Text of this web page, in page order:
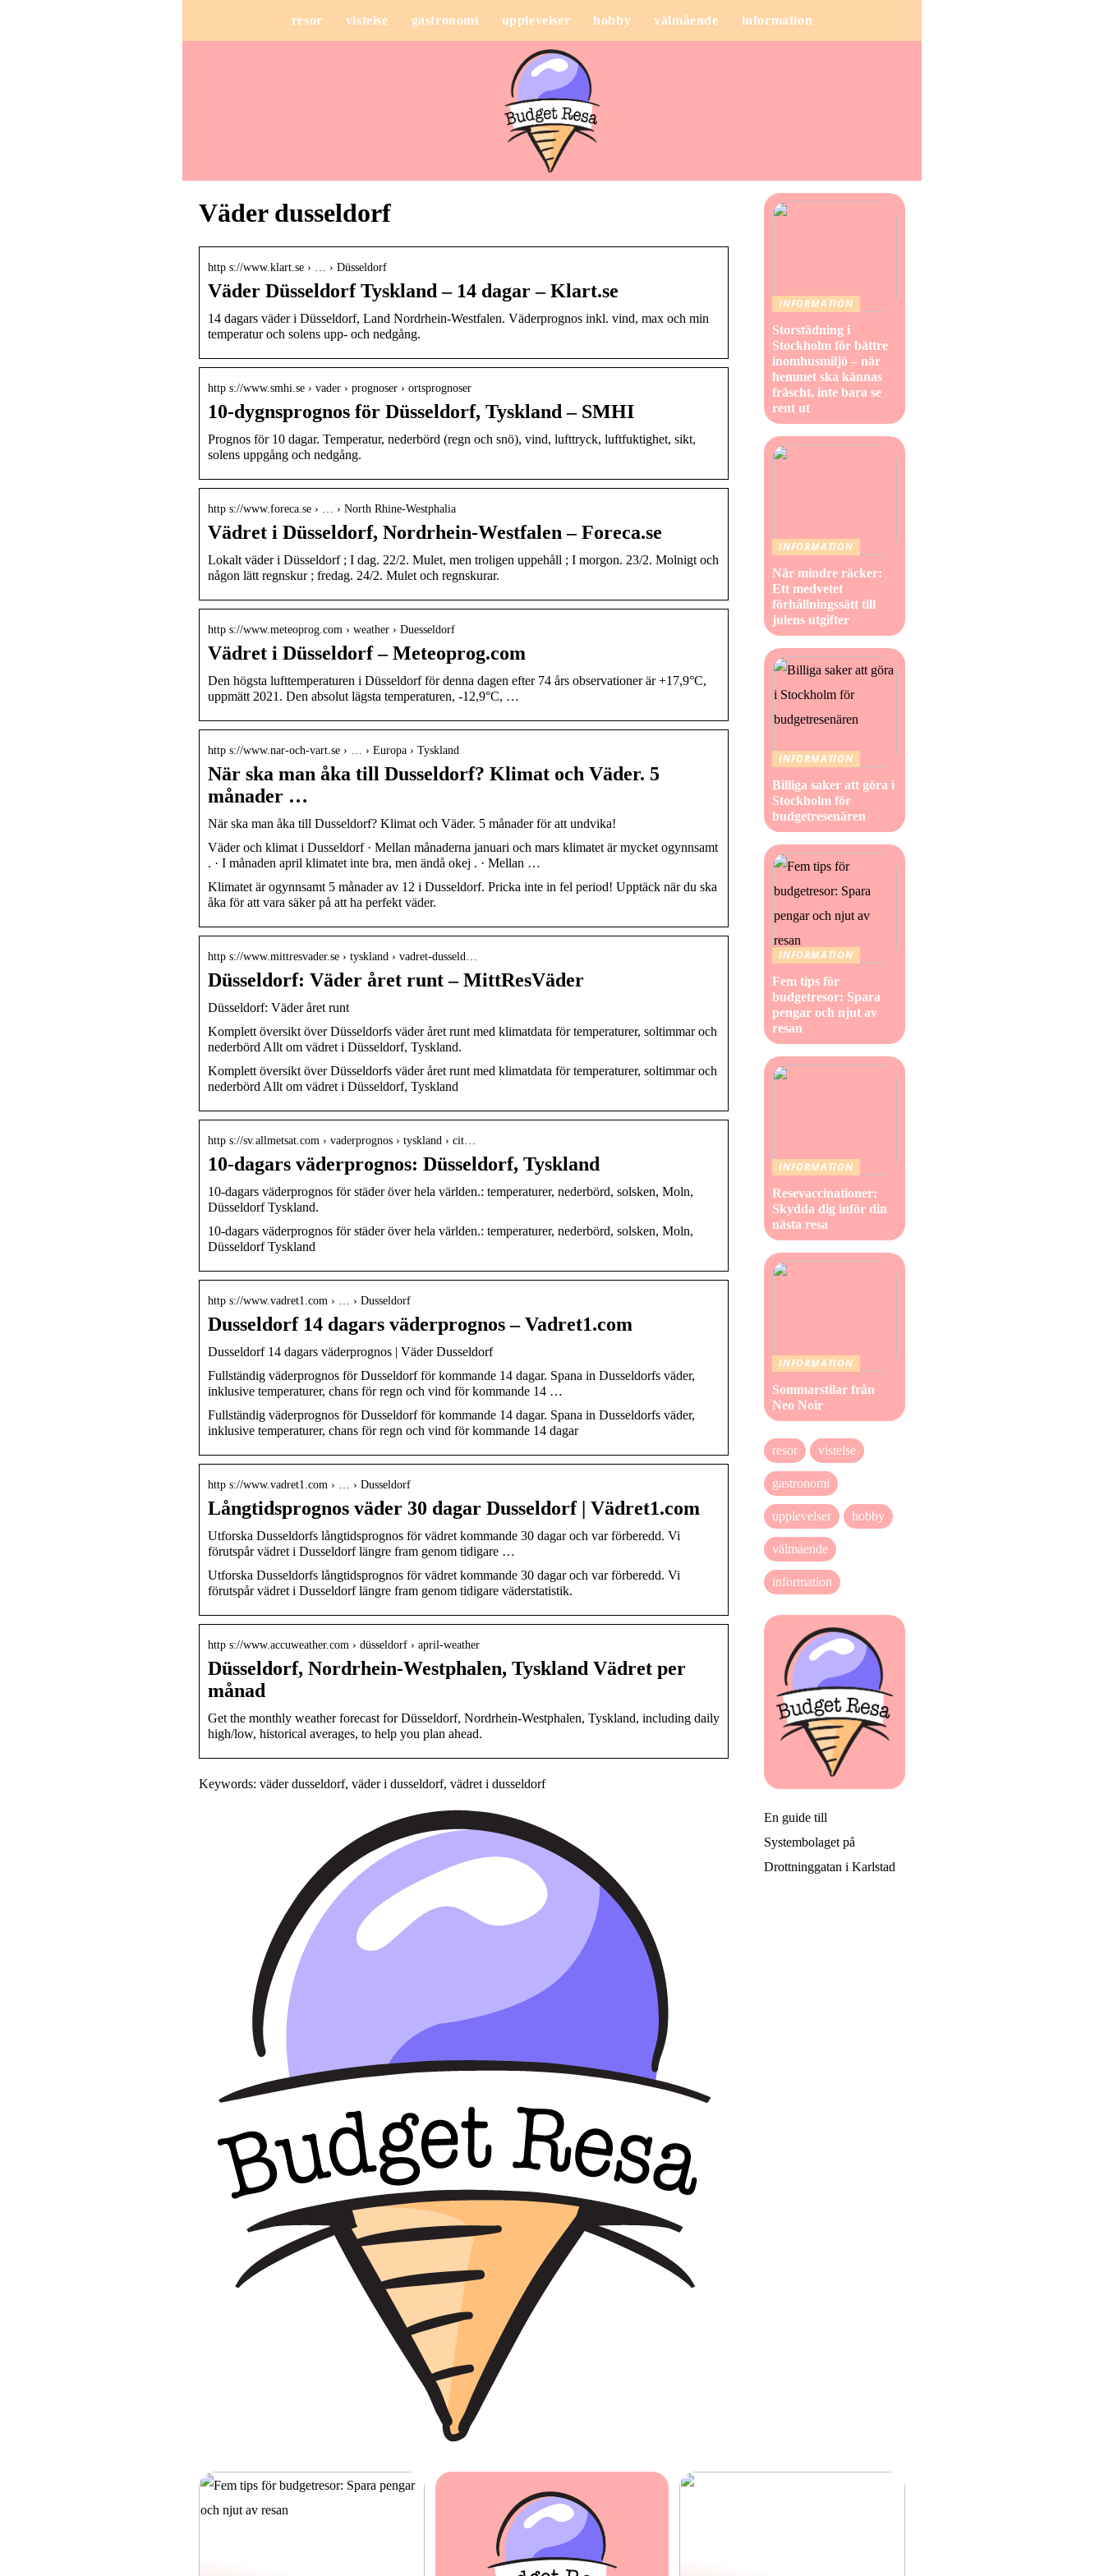
resor vistelse gastronomi upplevelser hobby välmående information
Väder dusseldorf
http s://www.klart.se › … › Düsseldorf
Väder Düsseldorf Tyskland – 14 dagar – Klart.se
14 dagars väder i Düsseldorf, Land Nordrhein-Westfalen. Väderprognos inkl. vind, max och min
temperatur och solens upp- och nedgång.
http s://www.smhi.se › vader › prognoser › ortsprognoser
10-dygnsprognos för Düsseldorf, Tyskland – SMHI
Prognos för 10 dagar. Temperatur, nederbörd (regn och snö), vind, lufttryck, luftfuktighet, sikt,
solens uppgång och nedgång.
http s://www.foreca.se › … › North Rhine-Westphalia
Vädret i Düsseldorf, Nordrhein-Westfalen – Foreca.se
Lokalt väder i Düsseldorf ; I dag. 22/2. Mulet, men troligen uppehåll ; I morgon. 23/2. Molnigt och
någon lätt regnskur ; fredag. 24/2. Mulet och regnskurar.
http s://www.meteoprog.com › weather › Duesseldorf
Vädret i Düsseldorf – Meteoprog.com
Den högsta lufttemperaturen i Düsseldorf för denna dagen efter 74 års observationer är +17,9°C,
uppmätt 2021. Den absolut lägsta temperaturen, -12,9°C, …
http s://www.nar-och-vart.se › … › Europa › Tyskland
När ska man åka till Dusseldorf? Klimat och Väder. 5
månader …
När ska man åka till Dusseldorf? Klimat och Väder. 5 månader för att undvika!
Väder och klimat i Dusseldorf · Mellan månaderna januari och mars klimatet är mycket ogynnsamt
. · I månaden april klimatet inte bra, men ändå okej . · Mellan …
Klimatet är ogynnsamt 5 månader av 12 i Dusseldorf. Pricka inte in fel period! Upptäck när du ska
åka för att vara säker på att ha perfekt väder.
http s://www.mittresvader.se › tyskland › vadret-dusseld…
Düsseldorf: Väder året runt – MittResVäder
Düsseldorf: Väder året runt
Komplett översikt över Düsseldorfs väder året runt med klimatdata för temperaturer, soltimmar och
nederbörd Allt om vädret i Düsseldorf, Tyskland.
Komplett översikt över Düsseldorfs väder året runt med klimatdata för temperaturer, soltimmar och
nederbörd Allt om vädret i Düsseldorf, Tyskland
http s://sv.allmetsat.com › vaderprognos › tyskland › cit…
10-dagars väderprognos: Düsseldorf, Tyskland
10-dagars väderprognos för städer över hela världen.: temperaturer, nederbörd, solsken, Moln,
Düsseldorf Tyskland.
10-dagars väderprognos för städer över hela världen.: temperaturer, nederbörd, solsken, Moln,
Düsseldorf Tyskland
http s://www.vadret1.com › … › Dusseldorf
Dusseldorf 14 dagars väderprognos – Vadret1.com
Dusseldorf 14 dagars väderprognos | Väder Dusseldorf
Fullständig väderprognos för Dusseldorf för kommande 14 dagar. Spana in Dusseldorfs väder,
inklusive temperaturer, chans för regn och vind för kommande 14 …
Fullständig väderprognos för Dusseldorf för kommande 14 dagar. Spana in Dusseldorfs väder,
inklusive temperaturer, chans för regn och vind för kommande 14 dagar
http s://www.vadret1.com › … › Dusseldorf
Långtidsprognos väder 30 dagar Dusseldorf | Vädret1.com
Utforska Dusseldorfs långtidsprognos för vädret kommande 30 dagar och var förberedd. Vi
förutspår vädret i Dusseldorf längre fram genom tidigare …
Utforska Dusseldorfs långtidsprognos för vädret kommande 30 dagar och var förberedd. Vi
förutspår vädret i Dusseldorf längre fram genom tidigare väderstatistik.
http s://www.accuweather.com › düsseldorf › april-weather
Düsseldorf, Nordrhein-Westphalen, Tyskland Vädret per
månad
Get the monthly weather forecast for Düsseldorf, Nordrhein-Westphalen, Tyskland, including daily
high/low, historical averages, to help you plan ahead.
Keywords: väder dusseldorf, väder i dusseldorf, vädret i dusseldorf
INFORMATION
Storstädning i
Stockholm för bättre
inomhusmiljö – när
hemmet ska kännas
fräscht, inte bara se
rent ut
INFORMATION
När mindre räcker:
Ett medvetet
förhållningssätt till
julens utgifter
INFORMATION
Billiga saker att göra i
Stockholm för
budgetresenären
INFORMATION
Fem tips för
budgetresor: Spara
pengar och njut av
resan
INFORMATION
Resevaccinationer:
Skydda dig inför din
nästa resa
INFORMATION
Sommarstilar från
Neo Noir
resor vistelse
gastronomi
upplevelser hobby
välmående
information
En guide till
Systembolaget på
Drottninggatan i Karlstad